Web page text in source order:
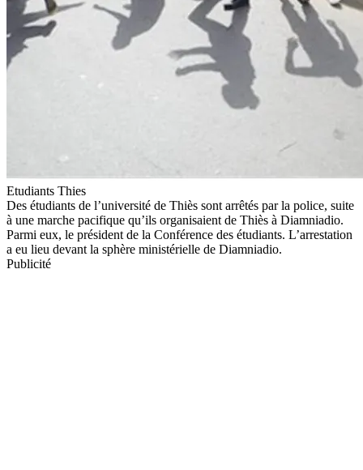
Etudiants Thies
Des étudiants de l’université de Thiès sont arrêtés par la police, suite
à une marche pacifique qu’ils organisaient de Thiès à Diamniadio.
Parmi eux, le président de la Conférence des étudiants. L’arrestation
a eu lieu devant la sphère ministérielle de Diamniadio.
Publicité